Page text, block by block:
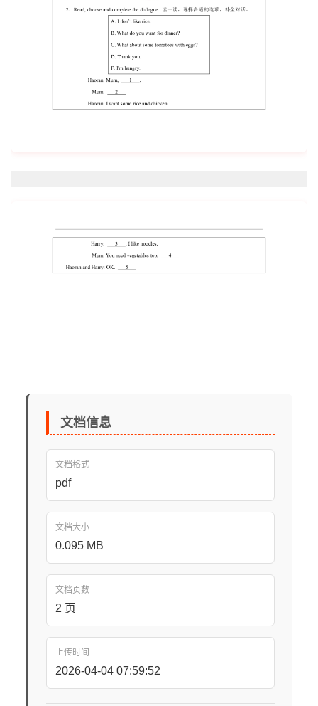
文档信息
文档格式
pdf
文档大小
0.095 MB
文档页数
2 页
上传时间
2026-04-04 07:59:52